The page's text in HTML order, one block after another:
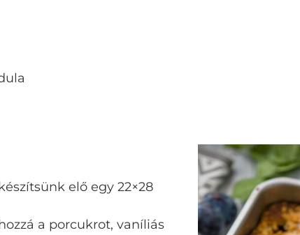
elő egy 22×28
a porcukrot, vaníliás